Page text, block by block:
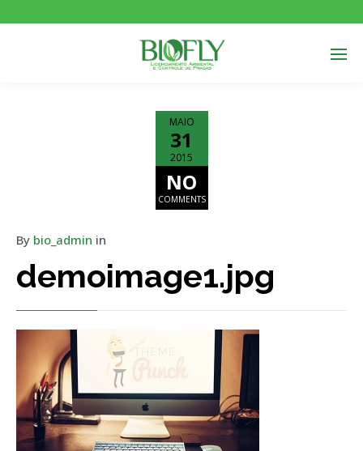
MAIO
31
2015
NO
COMMENTS
By bio_admin in
demoimage1.jpg